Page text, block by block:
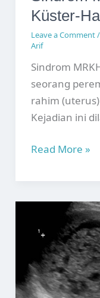
Küster-
Leave a Comment/
Arif
Sindrom
seorang
rahim
Kejadian ini
Sindrom
Rokitansky-
Küster-
(MRKH)
Read More »